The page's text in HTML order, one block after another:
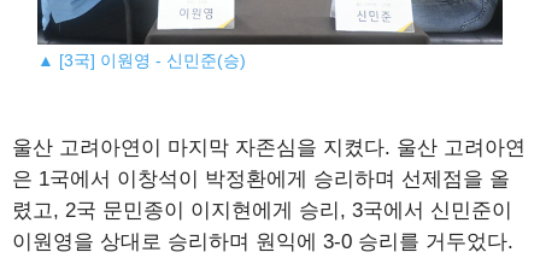
▲ [3국] 이원영 - 신민준(승)
울산 고려아연이 마지막 자존심을 지켰다. 울산 고려아연
은 1국에서 이창석이 박정환에게 승리하며 선제점을 올
렸고, 2국 문민종이 이지현에게 승리, 3국에서 신민준이
이원영을 상대로 승리하며 원익에 3-0 승리를 거두었다.